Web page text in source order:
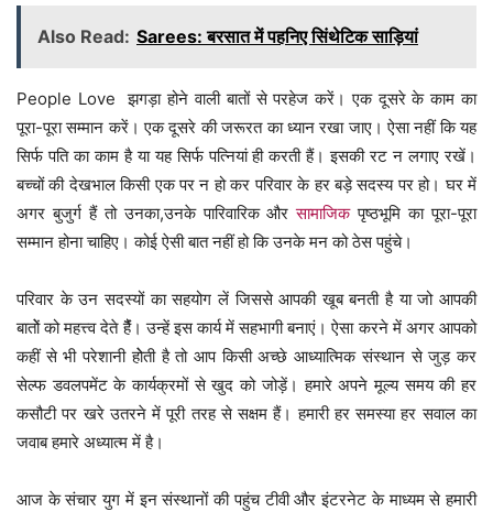
Also Read: Sarees: बरसात में पहनिए सिंथेटिक साड़ियां
People Love झगड़ा होने वाली बातों से परहेज करें। एक दूसरे के काम का
पूरा-पूरा सम्मान करें। एक दूसरे की जरूरत का ध्यान रखा जाए। ऐसा नहीं कि यह
सिर्फ पति का काम है या यह सिर्फ पत्नियां ही करती हैं। इसकी रट न लगाए रखें।
बच्चों की देखभाल किसी एक पर न हो कर परिवार के हर बड़े सदस्य पर हो। घर में
अगर बुजुर्ग हैं तो उनका,उनके पारिवारिक औरसामाजिकपृष्ठभूमि का पूरा-पूरा
सम्मान होना चाहिए। कोई ऐसी बात नहीं हो कि उनके मन को ठेस पहुंचे।
परिवार के उन सदस्यों का सहयोग लें जिससे आपकी खूब बनती है या जो आपकी
बातोें को महत्त्व देते हैैंं। उन्हें इस कार्य में सहभागी बनाएं। ऐसा करने में अगर आपको
कहीं से भी परेशानी होेती है तो आप किसी अच्छे आध्यात्मिक संस्थान से जुड़ कर
सेल्फ डवलपमेंट के कार्यक्रमों से खुद को जोड़ें। हमारे अपने मूल्य समय की हर
कसौटी पर खरे उतरने में पूरी तरह से सक्षम हैं। हमारी हर समस्या हर सवाल का
जवाब हमारे अध्यात्म में है।
आज के संचार युग में इन संस्थानों की पहुंच टीवी और इंटरनेट के माध्यम से हमारी